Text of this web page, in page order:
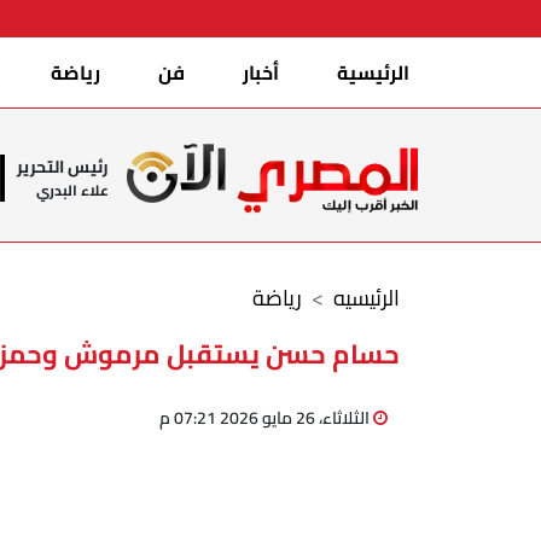
الرئيسية أخبار فن رياضة
رئيس التحرير
علاء البدري
رياضة الرئيسيه
حسام حسن يستقبل مرموش
الثلاثاء، 26 مايو 2026 07:21 م